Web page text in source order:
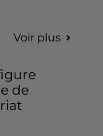
Voir plus
de